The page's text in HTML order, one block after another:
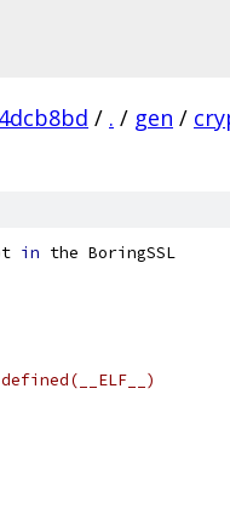
/ . / gen /
in the BoringSSL